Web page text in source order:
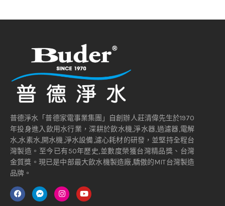
普德淨水「普德家電事業集團」自創辦人莊清偉先生於1970
年投身進入飲用水行業，深耕於飲水機,淨水器,過濾器,電解
水,水素水,開水機,淨水設備,濾心耗材的研發，並堅持全程台
灣製造。至今已有50年歷史,並數度榮獲台灣精品獎、台灣
金質獎。現已是中部最大飲水機製造廠,驕傲的MIT台灣製造
品牌。